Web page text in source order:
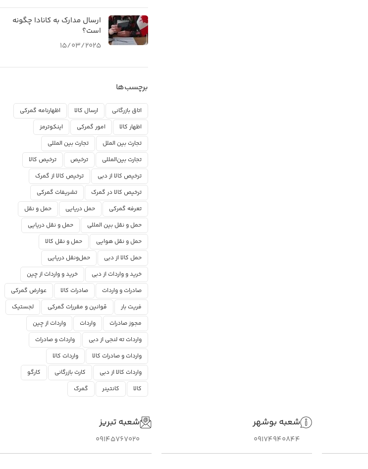
ارسال مدارک به کانادا چگونه
است؟
15/03/2025
برچسب‌ها
اتاق بازرگانی ارسال کالا
اظهارنامه گمرکی
اظهار کالا
امور گمرکی
اینکوترمز
تجارت بین الملل
تجارت بین المللی
تجارت بین‌المللی
ترخیص
ترخیص کالا
ترخیص کالا از دبی
ترخیص کالا از گمرک
ترخیص کالا در گمرک
تشریفات گمرکی
تعرفه گمرکی
حمل دریایی
حمل و نقل
حمل و نقل بین المللی
حمل و نقل دریایی
حمل و نقل هوایی
حمل و نقل کالا
حمل کالا از دبی
حمل‌ونقل دریایی
خرید و واردات از دبی
خرید و واردات از چین
صادرات و واردات
صادرات کالا
عوارض گمرکی
فریت بار
قوانین و مقررات گمرکی
لجستیک
مجوز صادرات
واردات
واردات از چین
واردات ته لنجی از دبی
واردات و صادرات
واردات و صادرات کالا
واردات کالا
واردات کالا از دبی
کارت بازرگانی
کارگو
کالا
کانتینر گمرک
شعبه بوشهر
09174940844
شعبه تبریز
09145767020